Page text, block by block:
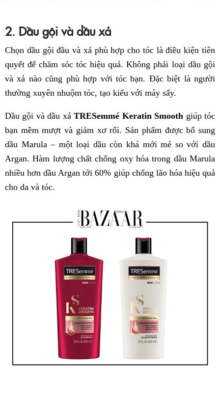
2. Dầu gội và dầu xả
Chọn dầu gội đầu và xả phù hợp cho tóc là điều kiện tiên
quyết để chăm sóc tóc hiệu quả. Không phải loại dầu gội
và xả nào cũng phù hợp với tóc bạn. Đặc biệt là người
thường xuyên nhuộm tóc, tạo kiểu với máy sấy.
Dầu gội và dầu xảTRESemmé Keratin Smooth giúp tóc
bạn mềm mượt và giảm xơ rối. Sản phẩm được bổ sung
dầu Marula – một loại dầu còn khá mới mẻ so với dầu
Argan. Hàm lượng chất chống oxy hóa trong dầu Marula
nhiều hơn dầu Argan tới 60% giúp chống lão hóa hiệu quả
cho da và tóc.